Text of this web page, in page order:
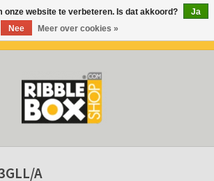
A
onze website te verbeteren. Is dat akkoord?
Ja
Nee
Meer over cookies »